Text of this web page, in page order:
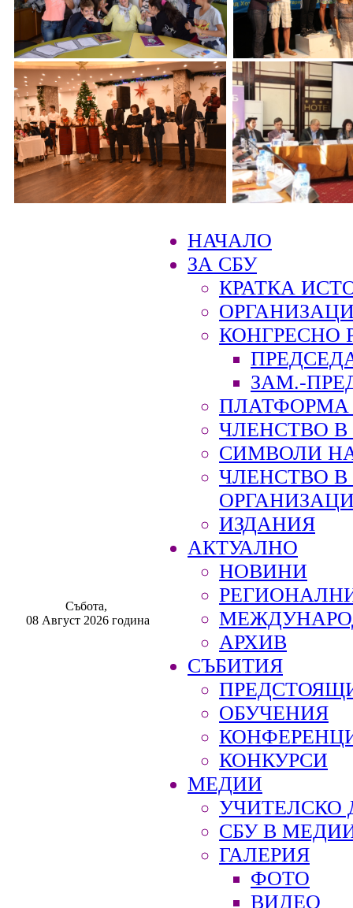
Събота,
08 Август 2026 година
НАЧАЛО
ЗА СБУ
КРАТКА
КОНГРЕСНО
ЗАМ.-
ПЛАТФОРМА
ЧЛЕНСТВО В
СИМВОЛИ
ЧЛЕНСТВО
ИЗДАНИЯ
АКТУАЛНО
НОВИНИ
АРХИВ
СЪБИТИЯ
ОБУЧЕНИЯ
КОНКУРСИ
МЕДИИ
УЧИТЕЛСКО
СБУ В
ГАЛЕРИЯ
ФОТО
ВИДЕО